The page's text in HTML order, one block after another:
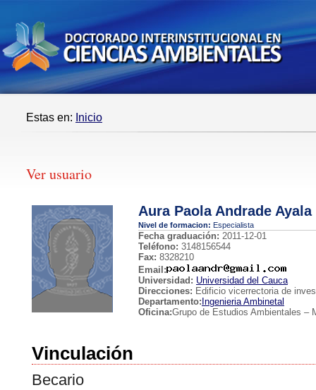
Estas en: Inicio
Ver usuario
Aura Paola Andrade Ayala
Nivel de formacion: Especialista
Fecha graduación: 2011-12-01
Teléfono: 3148156544
Fax: 8328210
Email:
Universidad: Universidad del Cauca
Direcciones: Edificio vicerrectoria de
Departamento: Ingenieria Ambinetal
Oficina:Grupo de Estudios Ambientales –
Vinculación
Becario